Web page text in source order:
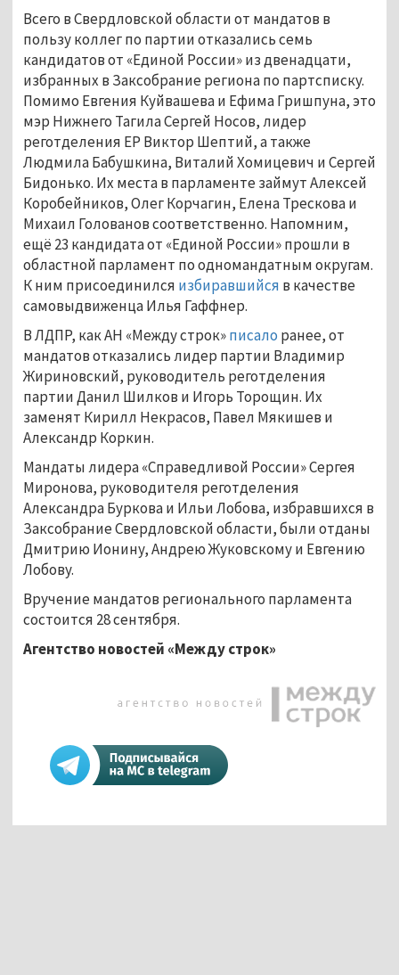
Всего в Свердловской области от мандатов в
пользу коллег по партии отказались семь
кандидатов от «Единой России» из двенадцати,
избранных в Заксобрание региона по партсписку.
Помимо Евгения Куйвашева и Ефима Гришпуна, это
мэр Нижнего Тагила Сергей Носов, лидер
реготделения ЕР Виктор Шептий, а также
Людмила Бабушкина, Виталий Хомицевич и Сергей
Бидонько. Их места в парламенте займут Алексей
Коробейников, Олег Корчагин, Елена Трескова и
Михаил Голованов соответственно. Напомним,
ещё 23 кандидата от «Единой России» прошли в
областной парламент по одномандатным округам.
К ним присоединился избиравшийся в качестве
самовыдвиженца Илья Гаффнер.
В ЛДПР, как АН «Между строк»писало ранее, от
мандатов отказались лидер партии Владимир
Жириновский, руководитель реготделения
партии Данил Шилков и Игорь Торощин. Их
заменят Кирилл Некрасов, Павел Мякишев и
Александр Коркин.
Мандаты лидера «Справедливой России» Сергея
Миронова, руководителя реготделения
Александра Буркова и Ильи Лобова, избравшихся в
Заксобрание Свердловской области, были отданы
Дмитрию Ионину, Андрею Жуковскому и Евгению
Лобову.
Вручение мандатов регионального парламента
состоится 28 сентября.
Агентство новостей «Между строк»